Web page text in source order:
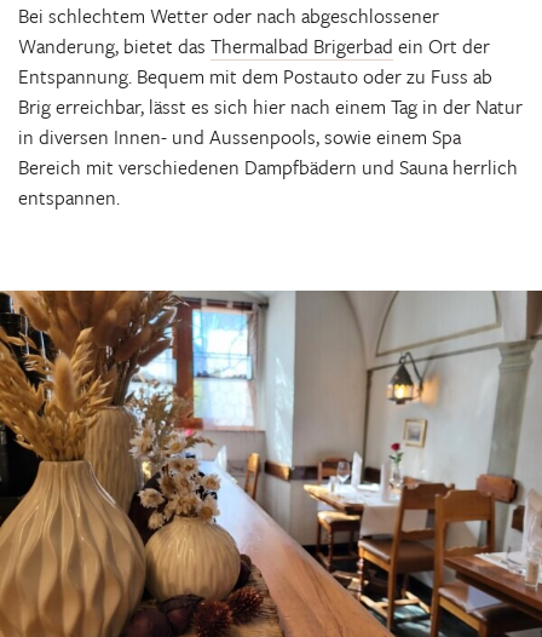
Bei schlechtem Wetter oder nach abgeschlossener
Wanderung, bietet das Thermalbad Brigerbad ein Ort der
Entspannung. Bequem mit dem Postauto oder zu Fuss ab
Brig erreichbar, lässt es sich hier nach einem Tag in der Natur
in diversen Innen- und Aussenpools, sowie einem Spa
Bereich mit verschiedenen Dampfbädern und Sauna herrlich
entspannen.